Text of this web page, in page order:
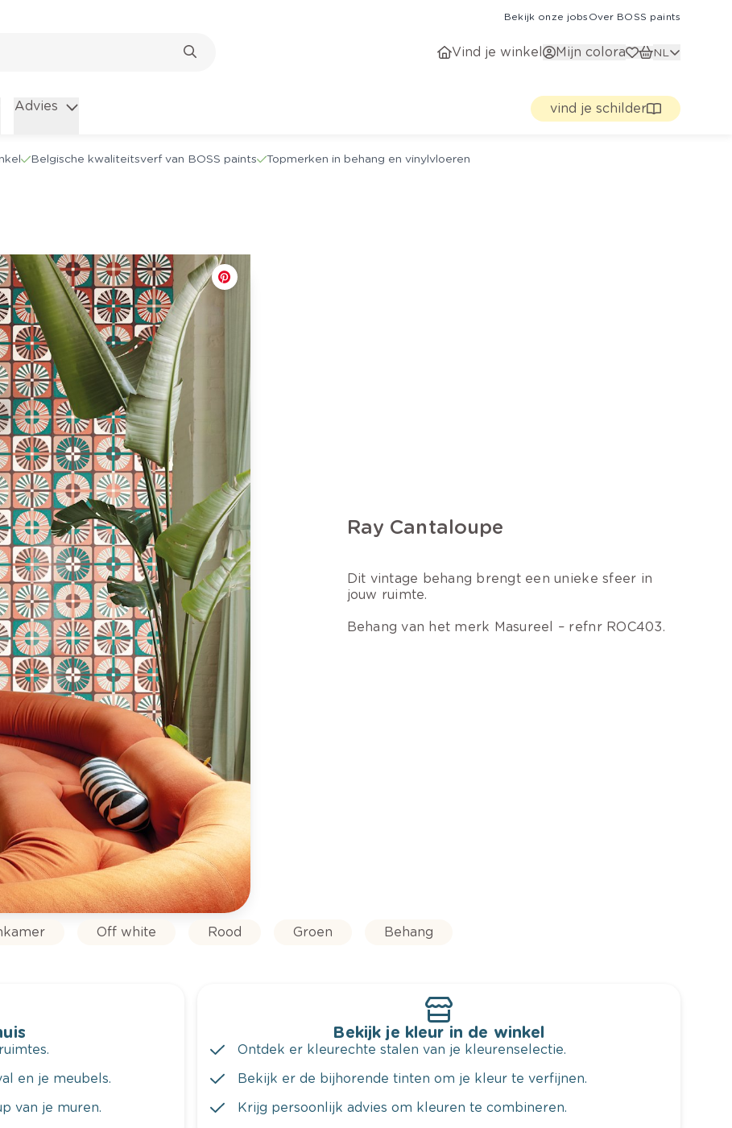
Bekijk onze jobs Over BOSS paints
Vind je winkel Mijn colora NL
Advies vind je schilder
Belgische kwaliteitsverf van BOSS paints Topmerken in behang en vinylvloeren
Ray Cantaloupe
Dit vintage behang brengt een unieke sfeer in
jouw ruimte.
Behang van het merk Masureel – refnr ROC403.
Off white Rood Groen Behang
en je meubels.
van je muren.
Bekijk je kleur in de winkel
Ontdek er kleurechte stalen van je kleurenselectie.
Bekijk er de bijhorende tinten om je kleur te verfijnen.
Krijg persoonlijk advies om kleuren te combineren.